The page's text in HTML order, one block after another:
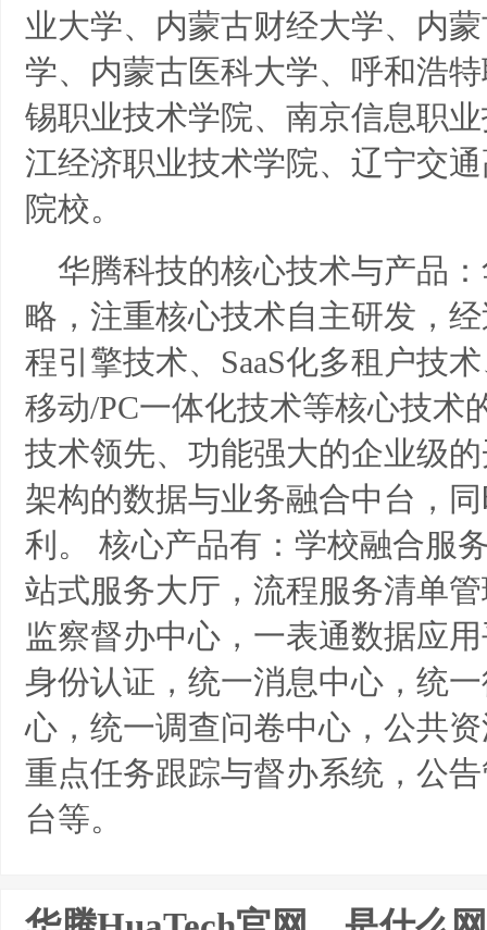
业大学、内蒙古财经大学、内
学、内蒙古医科大学、呼和浩
锡职业技术学院、南京信息职
江经济职业技术学院、辽宁交
院校。
华腾科技的核心技术与产品
略，注重核心技术自主研发，
程引擎技术、SaaS化多租户技
移动/PC一体化技术等核心技术
技术领先、功能强大的企业级
架构的数据与业务融合中台，
利。 核心产品有：学校融合服
站式服务大厅，流程服务清单
监察督办中心，一表通数据应
身份认证，统一消息中心，统
心，统一调查问卷中心，公共
重点任务跟踪与督办系统，公
台等。